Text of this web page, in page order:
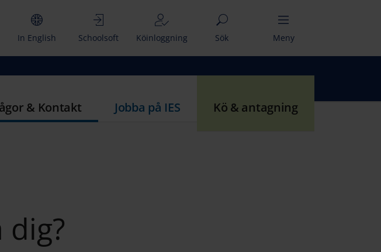
In English Schoolsoft Köinloggning Sök Meny
& Kontakt Jobba på IES Kö & antagning